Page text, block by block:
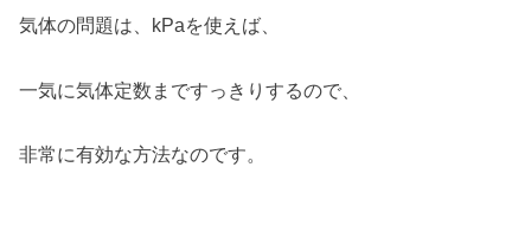
気体の問題は、kPaを使えば、
一気に気体定数まですっきりするので、
非常に有効な方法なのです。